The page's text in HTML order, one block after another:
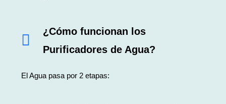
¿Cómo funcionan los
Purificadores de Agua?
El Agua pasa por 2 etapas: